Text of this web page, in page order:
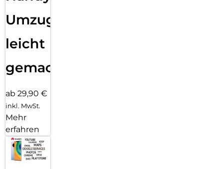
Umzug
leicht
gemacht!
ab 29,90 €
inkl. MwSt.
Mehr
erfahren